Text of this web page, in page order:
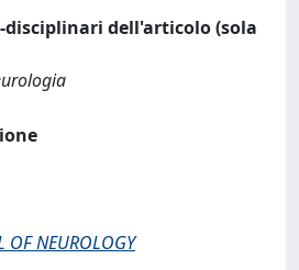
dell'articolo (sola
OF NEUROLOGY